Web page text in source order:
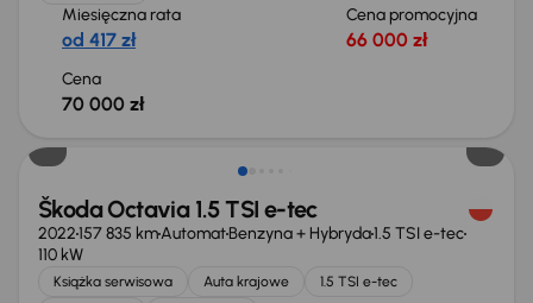
Miesięczna rata
od 417 zł
Cena promocyjna
66 000 zł
Cena
70 000 zł
Škoda Octavia 1.5 TSI e-tec
2022157 835 kmAutomatBenzyna + Hybryda1.5 TSI e-tec
110 kW
Książka serwisowa Auta krajowe
1.5 TSI e-tec